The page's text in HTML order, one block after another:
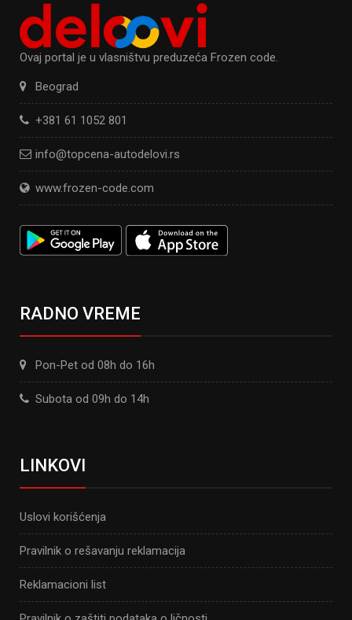
Ovaj portal je u vlasništvu preduzeća Frozen code.
Beograd
+381 61 1052 801
info@topcena-autodelovi.rs
www.frozen-code.com
RADNO VREME
Pon-Pet od 08h do 16h
Subota od 09h do 14h
LINKOVI
Uslovi korišćenja
Pravilnik o rešavanju reklamacija
Reklamacioni list